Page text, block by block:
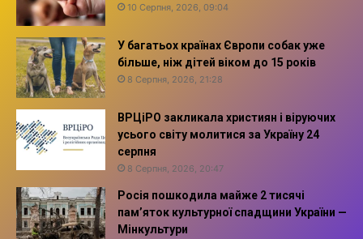
10 Серпня, 2026, 09:04
У багатьох країнах Європи собак уже
більше, ніж дітей віком до 15 років
8 Серпня, 2026, 21:28
ВРЦіРО закликала християн і віруючих
усього світу молитися за Україну 24
серпня
8 Серпня, 2026, 20:47
Росія пошкодила майже 2 тисячі
пам’яток культурної спадщини України —
Мінкультури